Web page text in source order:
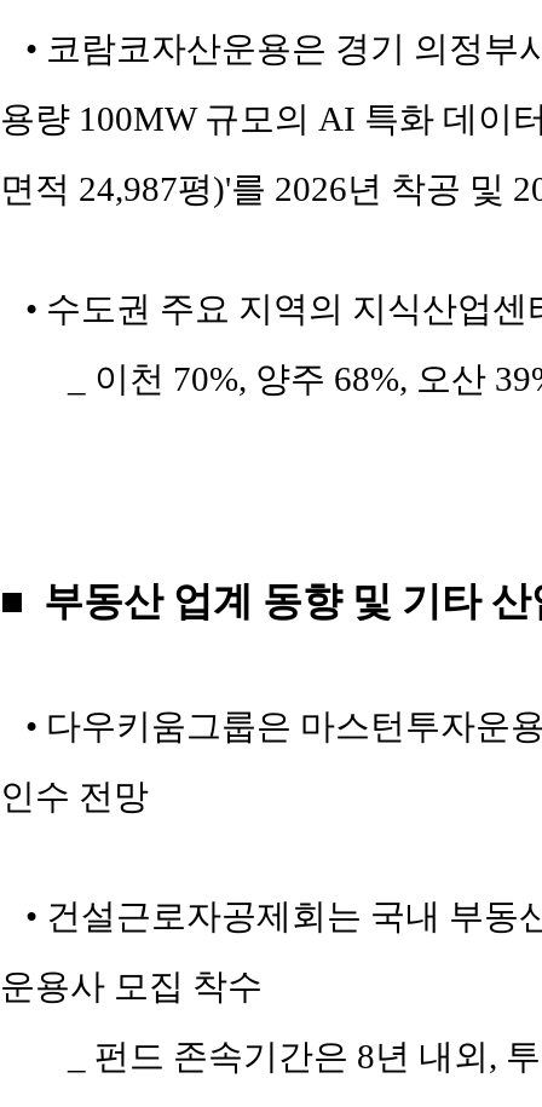
• 코람코자산운용은 경기 의정부
용량 100MW 규모의 AI 특화 데이
면적 24,987평)'를 2026년 착공 및
• 수도권 주요 지역의 지식산업
_ 이천 70%, 양주 68%, 오산
■ 부동산 업계 동향 및 기타 산
• 다우키움그룹은 마스턴투자운
인수 전망
• 건설근로자공제회는 국내 부동
운용사 모집 착수
_ 펀드 존속기간은 8년 내외,